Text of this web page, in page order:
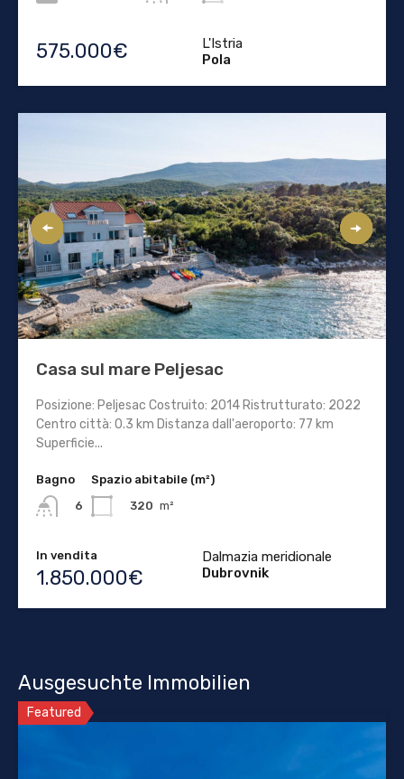
575.000€
L'Istria
Pola
Casa sul mare Peljesac
Posizione: Peljesac Costruito: 2014 Ristrutturato: 2022
Centro città: 0.3 km Distanza dall'aeroporto: 77 km
Superficie...
Bagno
6
Spazio abitabile (m²)
320 m²
In vendita
1.850.000€
Dalmazia meridionale
Dubrovnik
Ausgesuchte Immobilien
Featured